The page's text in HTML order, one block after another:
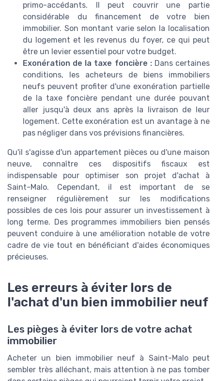
primo-accédants. Il peut couvrir une partie
considérable du financement de votre bien
immobilier. Son montant varie selon la localisation
du logement et les revenus du foyer, ce qui peut
être un levier essentiel pour votre budget.
Exonération de la taxe foncière :Dans certaines
conditions, les acheteurs de biens immobiliers
neufs peuvent profiter d'une exonération partielle
de la taxe foncière pendant une durée pouvant
aller jusqu'à deux ans après la livraison de leur
logement. Cette exonération est un avantage à ne
pas négliger dans vos prévisions financières.
Qu'il s'agisse d'un appartement pièces ou d'une maison
neuve, connaître ces dispositifs fiscaux est
indispensable pour optimiser son projet d'achat à
Saint-Malo. Cependant, il est important de se
renseigner régulièrement sur les modifications
possibles de ces lois pour assurer un investissement à
long terme. Des programmes immobiliers bien pensés
peuvent conduire à une amélioration notable de votre
cadre de vie tout en bénéficiant d'aides économiques
précieuses.
Les erreurs à éviter lors de
l'achat d'un bien immobilier neuf
Les pièges à éviter lors de votre achat
immobilier
Acheter un bien immobilier neuf à Saint-Malo peut
sembler très alléchant, mais attention à ne pas tomber